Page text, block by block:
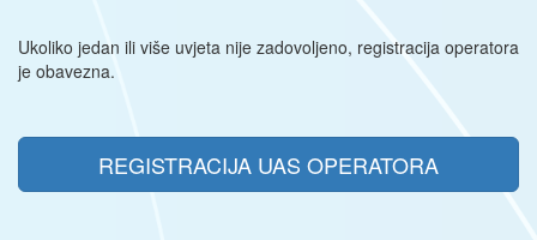
Ukoliko jedan ili više uvjeta nije zadovoljeno, registracija operatora
je obavezna.
REGISTRACIJA UAS OPERATORA